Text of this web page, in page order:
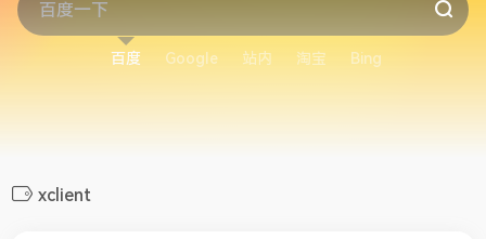
百度 Google 站内 淘宝 Bing
xclient